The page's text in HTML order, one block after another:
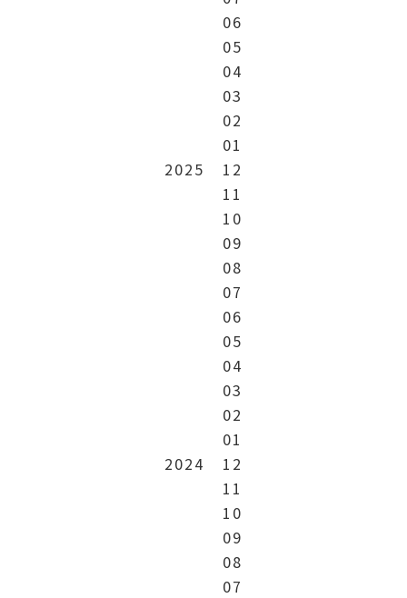
06
05
04
03
02
01
2025
12
11
10
09
08
07
06
05
04
03
02
01
2024
12
11
10
09
08
07